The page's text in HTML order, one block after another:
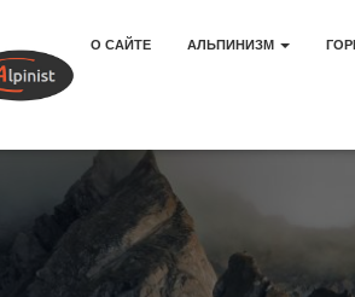
О САЙТЕ АЛЬПИНИЗМ